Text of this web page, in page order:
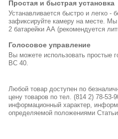
Простая и быстрая установка
Устанавливается быстро и легко -
зафиксируйте камеру на месте. Мы
2 батарейки АА (рекомендуется
Голосовое управление
Вы можете использовать простые
BC 40.
Любой товар доступен по
цену товаров по тел. (814 2) 78-
информационный характер,
определяемой положениями